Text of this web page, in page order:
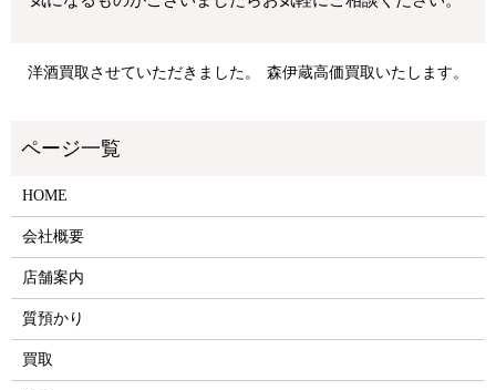
洋酒買取させていただきました。 森伊蔵高価買取いたします。
HOME
会社概要
店舗案内
質預かり
買取